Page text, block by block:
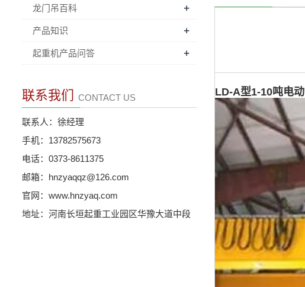
LD-A型1-10吨电动
龙门吊百科 +
产品知识 +
起重机产品问答 +
联系我们 CONTACT US
联系人：徐经理
手机：13782575673
电话：0373-8611375
邮箱：hnzyaqqz@126.com
官网：www.hnzyaq.com
地址：河南长垣起重工业园区华豫大道中段